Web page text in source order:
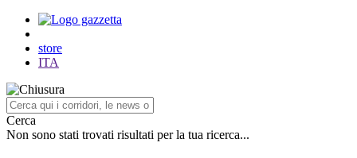
store
ITA
Cerca
Non sono stati trovati risultati per la tua ricerca...